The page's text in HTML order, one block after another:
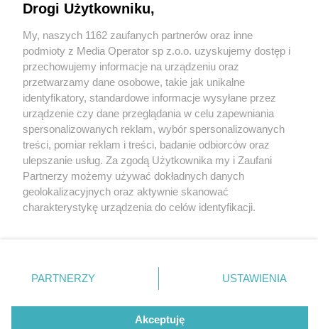
4 / 0
Wydawca mediów lokalnych
Nie zapomnij
zapoznać się z:
polityką prywatności regulamin korzystania z portali
Twojemiasto
Piekary Śląskie
Chorzów
Tarnowskie Góry
Gliwice
Skontakuj sięz nami
Kontakt
Wydawca
Redakcja
Drogi Użytkowniku,
My, naszych 1162 zaufanych partnerów oraz inne
podmioty z Media Operator sp z.o.o. uzyskujemy dostęp i
przechowujemy informacje na urządzeniu oraz
przetwarzamy dane osobowe, takie jak unikalne
identyfikatory, standardowe informacje wysyłane przez
urządzenie czy dane przeglądania w celu zapewniania
spersonalizowanych reklam, wybór spersonalizowanych
treści, pomiar reklam i treści, badanie odbiorców oraz
ulepszanie usług. Za zgodą Użytkownika my i Zaufani
Partnerzy możemy używać dokładnych danych
geolokalizacyjnych oraz aktywnie skanować
charakterystykę urządzenia do celów identyfikacji.
zmienić/wycofać klikając przycisk ustawień prywatności
znajdujący się w lewym dolnym rogu strony
rodzaje przetwarzania danych nie wymagają zgody
użytkownika, ale masz prawo sprzeciwić się takiemu
PARTNERZY USTAWIENIA
Akceptuję